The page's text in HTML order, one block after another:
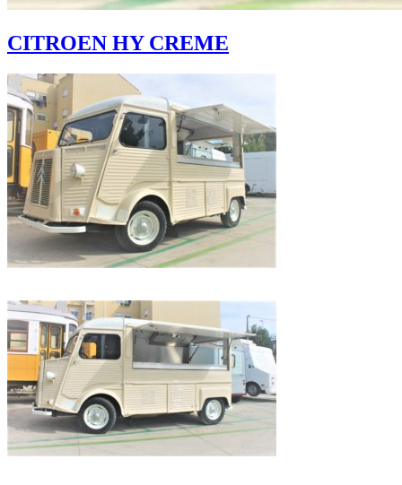
CITROEN HY CREME